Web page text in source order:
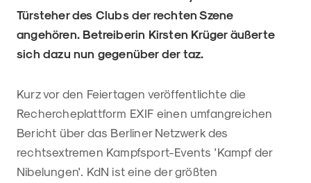
Türsteher des Clubs der rechten Szene
angehören. Betreiberin Kirsten Krüger äußerte
sich dazu nun gegenüber der taz.
Kurz vor den Feiertagen veröffentlichte die
Rechercheplattform EXIF einen umfangreichen
Bericht über das Berliner Netzwerk des
rechtsextremen Kampfsport-Events 'Kampf der
Nibelungen'. KdN ist eine der größten